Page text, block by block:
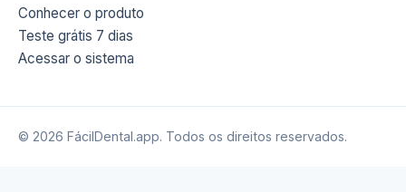
Conhecer o produto
Teste grátis 7 dias
Acessar o sistema
© 2026 FácilDental.app. Todos os direitos reservados.